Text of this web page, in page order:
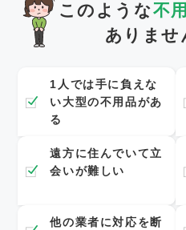
このような不
ありま
1人では手に負えな
い大型の不用品があ
る
遠方に住んでいて立
会いが難しい
他の業者に対応を断